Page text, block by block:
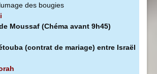
des bougies
Moussaf (Chéma avant 9h45)
(contrat de mariage) entre Israël